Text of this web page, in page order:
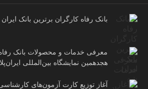
بانک رفاه کارگران برترین بانک
معرفی خدمات و محصولات بانک رفاه
هجدهمین نمایشگاه بین‌المللی
آغاز توزیع کارت آزمون‌های